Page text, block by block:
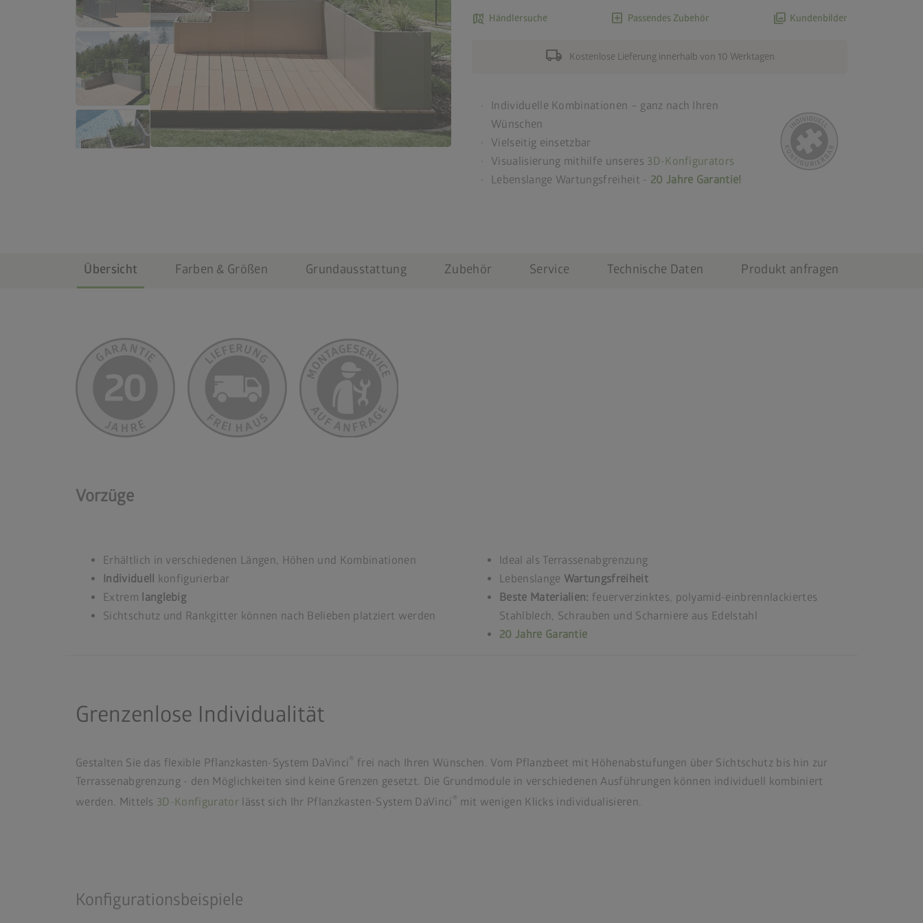
map_search Händlersuche add_box Passendes Zubehör photo_library Kundenbilder
local_shipping Kostenlose Lieferung innerhalb von 10 Werktagen
Individuelle Kombinationen – ganz nach Ihren
Wünschen
Vielseitig einsetzbar
Visualisierung mithilfe unseres 3D-Konfigurators
Lebenslange Wartungsfreiheit - 20 Jahre Garantie!
Übersicht Farben & Größen Grundausstattung Zubehör Service Technische Daten Produkt anfragen
Vorzüge
Erhältlich in verschiedenen Längen, Höhen und Kombinationen
Individuell konfigurierbar
Extrem langlebig
Sichtschutz und Rankgitter können nach Belieben platziert werden
Ideal als Terrassenabgrenzung
Lebenslange Wartungsfreiheit
Beste Materialien: feuerverzinktes, polyamid-einbrennlackiertes
Stahlblech, Schrauben und Scharniere aus Edelstahl
20 Jahre Garantie
Grenzenlose Individualität
Gestalten Sie das flexible Pflanzkasten-System DaVinci
frei nach Ihren Wünschen. Vom Pflanzbeet mit Höhenabstufungen über Sichtschutz bis hin zur
Terrassenabgrenzung - den Möglichkeiten sind keine Grenzen gesetzt. Die Grundmodule in verschiedenen Ausführungen können individuell kombiniert
werden. Mittels 3D-Konfiguratorlässt sich Ihr Pflanzkasten-System DaVinci mit wenigen Klicks individualisieren.
Konfigurationsbeispiele